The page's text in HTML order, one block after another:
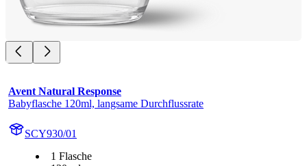
Avent Natural Response
Babyflasche 120ml, langsame Durchflussrate
SCY930/01
1 Flasche